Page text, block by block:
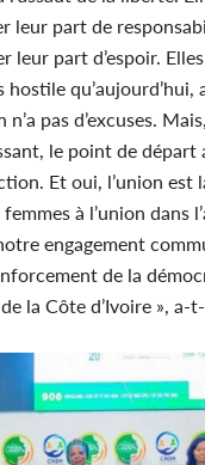
leur part de
leur part d’espoir.
qu’aujourd’hui,
pas d’excuses.
le point de départ
Et oui, l’union est
femmes à l’union dans
engagement
de la
la Côte d’Ivoire », a-